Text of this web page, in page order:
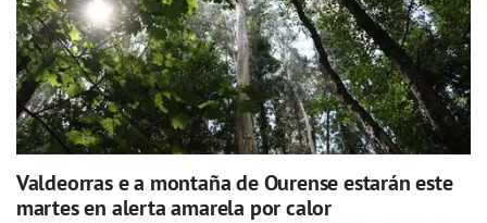
Valdeorras e a montaña de Ourense estarán este
martes en alerta amarela por calor